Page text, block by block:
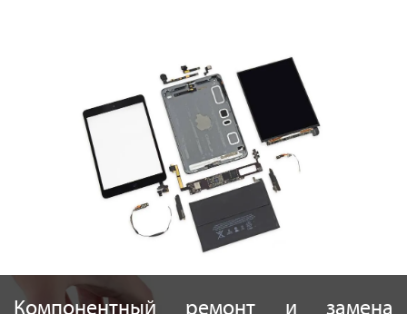
Компонентный ремонт и замена